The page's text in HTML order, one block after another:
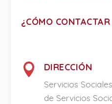
¿CÓMO
 DIRECCIÓN
Servicios
de Servicios